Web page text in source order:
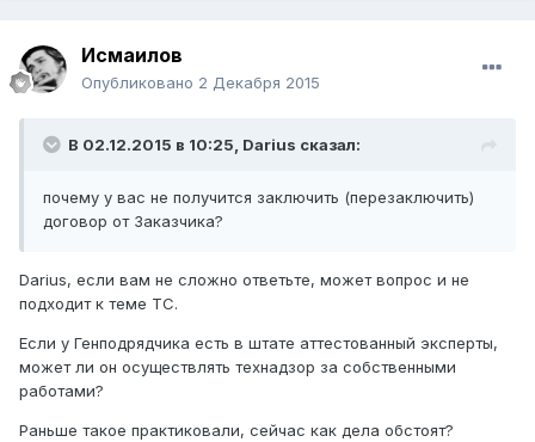
Исмаилов
Опубликовано 2 Декабря 2015
В 02.12.2015 в 10:25, Darius сказал:
почему у вас не получится заключить (перезаключить)
договор от Заказчика?
Darius, если вам не сложно ответьте, может вопрос и не
подходит к теме ТС.
Если у Генподрядчика есть в штате аттестованный эксперты,
может ли он осуществлять технадзор за собственными
работами?
Раньше такое практиковали, сейчас как дела обстоят?